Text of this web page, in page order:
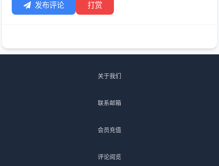
发布评论 打赏
关于我们
联系邮箱
会员充值
评论阅览